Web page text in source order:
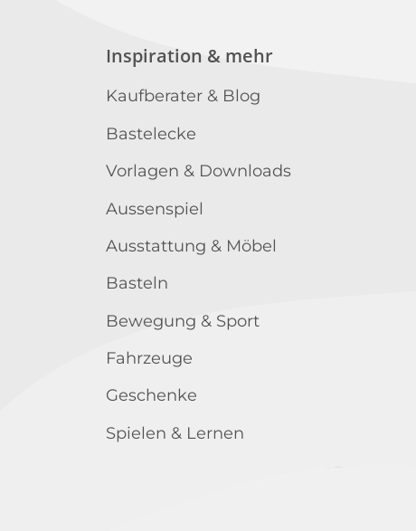
Inspiration & mehr
Kaufberater & Blog
Bastelecke
Vorlagen & Downloads
Aussenspiel
Ausstattung & Möbel
Basteln
Bewegung & Sport
Fahrzeuge
Geschenke
Spielen & Lernen